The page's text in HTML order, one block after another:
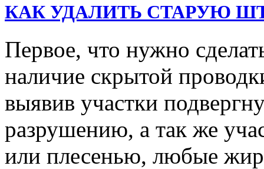
КАК УДАЛИТЬ СТАРУЮ
Первое, что нужно
наличие скрытой
выявив участки
разрушению, а так же
или плесенью, любые